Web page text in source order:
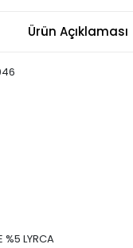
Ürün Açıklaması
%5 LYRCA